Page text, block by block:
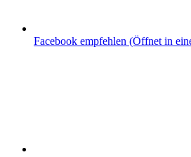
Facebook empfehlen (Öffnet in